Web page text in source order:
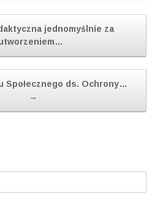
jednomyślnie za
Społecznego ds. Ochrony…
→